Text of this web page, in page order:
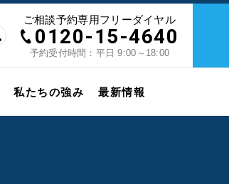
ご相談予約専用フリーダイヤル
0120-15-4640
予約受付時間：平日 9:00～18:00
私たちの強み 最新情報